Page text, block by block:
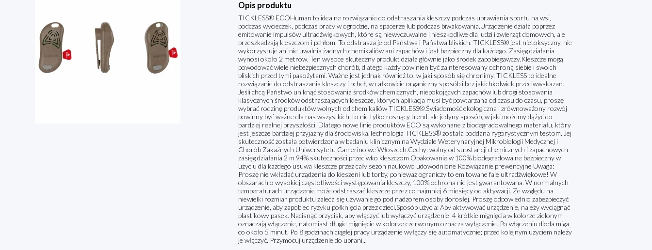
Opis produktu
TICKLESS® ECOHuman to idealne rozwiązanie do odstraszania kleszczy podczas uprawiania sportu na wsi,
podczas wycieczek, podczas pracy w ogrodzie, na spacerze lub podczas biwakowania.Urządzenie działa poprzez
emitowanie impulsów ultradźwiękowych, które są niewyczuwalne i nieszkodliwe dla ludzi i zwierząt domowych, ale
przeszkadzają kleszczom i pchłom. To odstrasza je od Państwa i Państwa bliskich. TICKLESS® jest nietoksyczny, nie
wykorzystuje ani nie uwalnia żadnych chemikaliów ani zapachów i jest bezpieczny dla każdego. Zasięg działania
wynosi około 2 metrów. Ten wysoce skuteczny produkt działa głównie jako środek zapobiegawczy.Kleszcze mogą
powodować wiele niebezpiecznych chorób, dlatego każdy powinien być zainteresowany ochroną siebie i swoich
bliskich przed tymi pasożytami. Ważne jest jednak również to, w jaki sposób się chronimy. TICKLESS to idealne
rozwiązanie do odstraszania kleszczy i pcheł, w całkowicie organiczny sposób i bez jakichkolwiek przeciwwskazań.
Jeśli chcą Państwo uniknąć stosowania środków chemicznych, niepokojących zapachów lub drogi stosowania
klasycznych środków odstraszających kleszcze, których aplikacja musi być powtarzana od czasu do czasu, proszę
wybrać rodzinę produktów wolnych od chemikaliów TICKLESS®.Świadomość ekologiczna i zrównoważony rozwój
powinny być ważne dla nas wszystkich, to nie tylko rosnący trend, ale jedyny sposób, w jaki możemy dążyć do
bardziej realnej przyszłości. Dlatego nowe linie produktów ECO są wykonane z biodegradowalnego materiału, który
jest jeszcze bardziej przyjazny dla środowiska.Technologia TICKLESS® została poddana rygorystycznym testom. Jej
skuteczność została potwierdzona w badaniu klinicznym na Wydziale Weterynaryjnej Mikrobiologii Medycznej i
Chorób Zakaźnych Uniwersytetu Camerino we Włoszech.Cechy: wolny od substancji chemicznych i zapachowych
zasięg działania 2 m 94% skuteczności przeciwko kleszczom Opakowanie w 100% biodegradowalne bezpieczny w
użyciu dla każdego usuwa kleszcze przez cały sezon naukowo udowodnione Rozwiązanie prewencyjne Uwaga:
Proszę nie wkładać urządzenia do kieszeni lub torby, ponieważ ograniczy to emitowane fale ultradźwiękowe! W
obszarach o wysokiej częstotliwości występowania kleszczy, 100% ochrona nie jest gwarantowana. W normalnych
temperaturach urządzenie może odstraszać kleszcze przez co najmniej 6 miesięcy od aktywacji. Ze względu na
niewielki rozmiar produktu zaleca się używanie go pod nadzorem osoby dorosłej. Proszę odpowiednio zabezpieczyć
urządzenie, aby zapobiec ryzyku połknięcia przez dzieci.Sposób użycia: Aby aktywować urządzenie, należy wyciągnąć
plastikowy pasek. Nacisnąć przycisk, aby włączyć lub wyłączyć urządzenie: 4 krótkie mignięcia w kolorze zielonym
oznaczają włączenie, natomiast długie mignięcie w kolorze czerwonym oznacza wyłączenie. Po włączeniu dioda miga
co około 5 minut. Po 8 godzinach ciągłej pracy urządzenie wyłączy się automatycznie; przed kolejnym użyciem należy
je włączyć. Przymocuj urządzenie do ubrani...